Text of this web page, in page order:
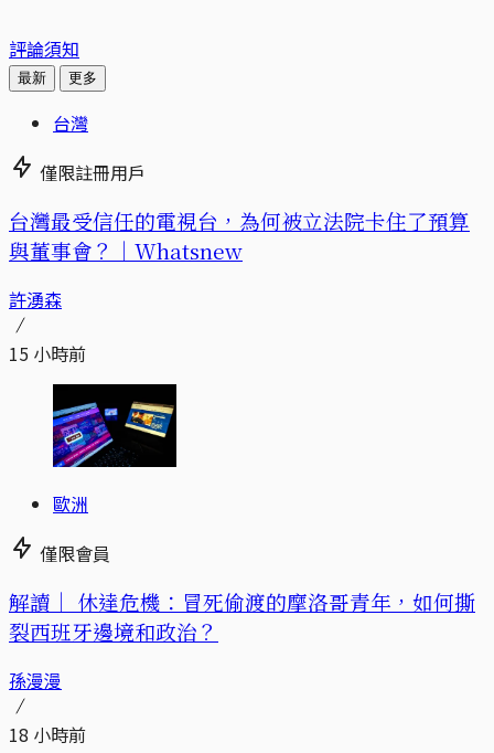
評論須知
最新 更多
台灣
僅限註冊用戶
台灣最受信任的電視台，為何被立法院卡住了預算
與董事會？｜Whatsnew
許湧森
15 小時前
歐洲
僅限會員
解讀｜ 休達危機：冒死偷渡的摩洛哥青年，如何撕
裂西班牙邊境和政治？
孫漫漫
18 小時前